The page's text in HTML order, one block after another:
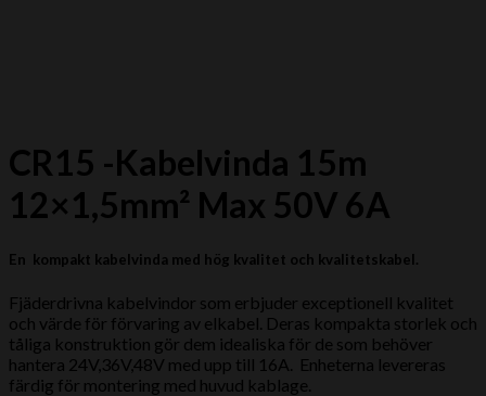
CR15 -Kabelvinda 15m
12×1,5mm² Max 50V 6A
En kompakt kabelvinda med hög kvalitet och kvalitetskabel.
Fjäderdrivna kabelvindor som erbjuder exceptionell kvalitet
och värde för förvaring av elkabel. Deras kompakta storlek och
tåliga konstruktion gör dem idealiska för de som behöver
hantera 24V,36V,48V med upp till 16A.
Enheterna levereras
färdig för montering med huvud kablage.